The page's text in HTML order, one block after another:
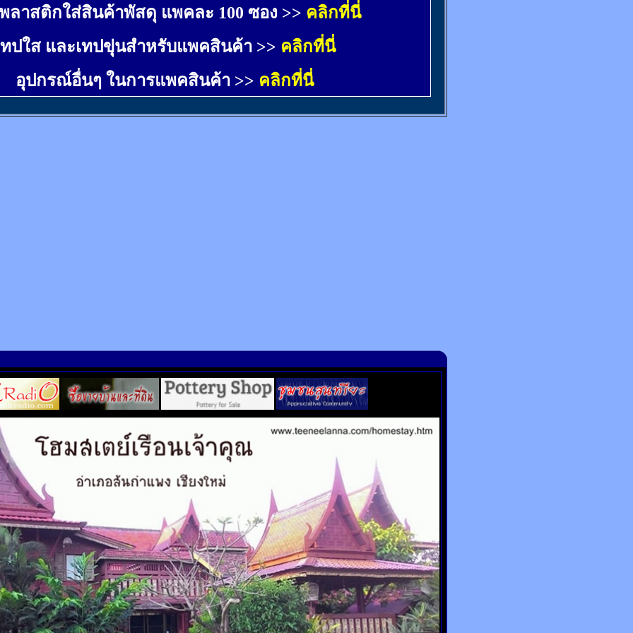
ลาสติกใส่สินค้าพัสดุ แพคละ 100 ซอง >> คลิกที่นี่
ทปใส และเทปขุ่นสำหรับแพคสินค้า >> คลิกที่นี่
อุปกรณ์อื่นๆ ในการแพคสินค้า >> คลิกที่นี่